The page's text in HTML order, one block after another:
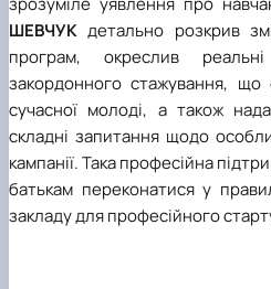
ШЕВЧУК детально розкрив
програм, окреслив
закордонного стажування,
сучасної молоді, а також
складні запитання щодо
кампанії. Така професійна
батькам переконатися у
закладу для професійного